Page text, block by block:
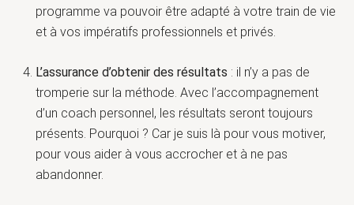
programme va pouvoir être adapté à votre train de vie
et à vos impératifs professionnels et privés.
L’assurance d’obtenir des résultats : il n’y a pas de
tromperie sur la méthode. Avec l’accompagnement
d’un coach personnel, les résultats seront toujours
présents. Pourquoi ? Car je suis là pour vous motiver,
pour vous aider à vous accrocher et à ne pas
abandonner.